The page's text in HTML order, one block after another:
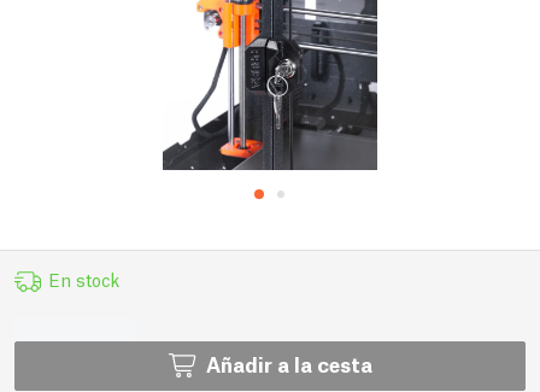
En stock
Añadir a la cesta